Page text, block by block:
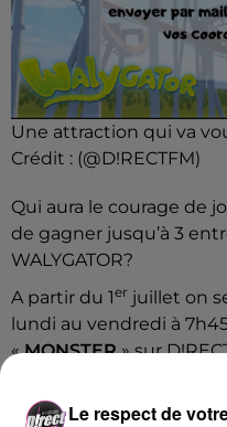
Une attraction qui va
Crédit : (@D!RECTFM)
Qui aura le courage de
de gagner jusqu’à 3
WALYGATOR?
A partir du 1er juillet on
lundi au vendredi à
«MONSTER» sur
Cette attraction culte
minutes de minutes de
Le respect de